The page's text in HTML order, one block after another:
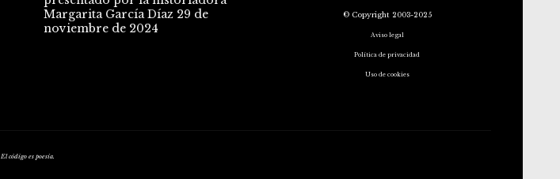
Margarita García Díaz 29 de
noviembre de 2024
© Copyright 2003-2025
Aviso legal
Política de privacidad
Uso de cookies
El código es poesía.